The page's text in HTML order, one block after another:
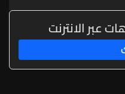
عبر الانترنت